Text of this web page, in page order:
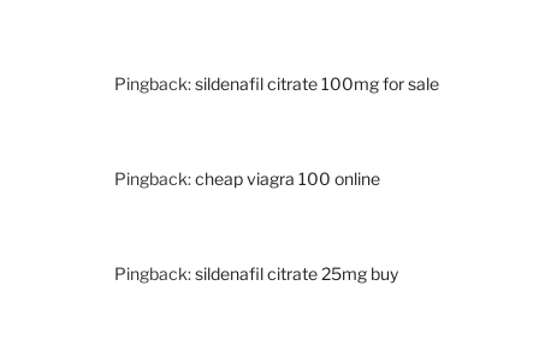
Pingback:sildenafil citrate 100mg for sale
Pingback:cheap viagra 100 online
Pingback:sildenafil citrate 25mg buy